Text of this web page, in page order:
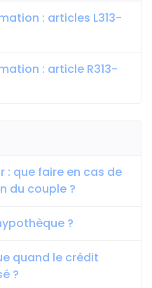
: articles L313-
: article R313-
que faire en cas de
du couple ?
?
quand le crédit
?